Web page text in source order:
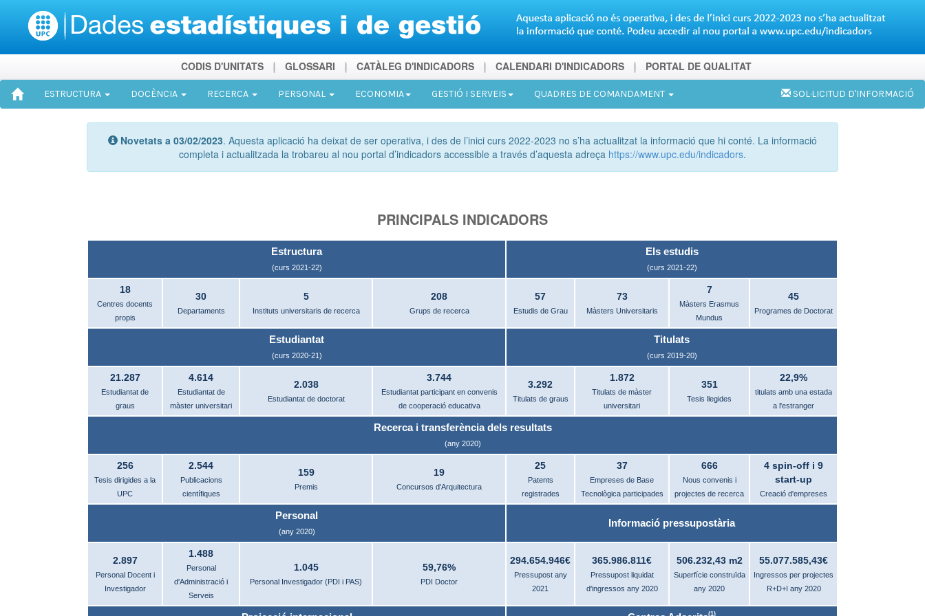
CODIS D'UNITATS GLOSSARI CATÀLEG D'INDICADORS CALENDARI D'INDICADORS PORTAL DE QUALITAT
ESTRUCTURA DOCÈNCIA RECERCA PERSONAL ECONOMIA GESTIÓ I SERVEIS QUADRES DE COMANDAMENT SOL·LICITUD D'INFORMACIÓ
Novetats a 03/02/2023. Aquesta aplicació ha deixat de ser operativa, i des de l’inici curs 2022-2023 no s’ha actualitzat la informació que hi conté. La informació
completa i actualitzada la trobareu al nou portal d’indicadors accessible a través d’aquesta adreça https://www.upc.edu/indicadors.
PRINCIPALS INDICADORS
Estructura
(curs 2021-22)
Els estudis
(curs 2021-22)
18
Centres docents
propis
30
Departaments
5
Instituts universitaris de recerca
208
Grups de recerca
57
Estudis de Grau
73
Màsters Universitaris
7
Màsters Erasmus
Mundus
45
Programes de Doctorat
Estudiantat
(curs 2020-21)
Titulats
(curs 2019-20)
21.287
Estudiantat de
graus
4.614
Estudiantat de
màster universitari
2.038
Estudiantat de doctorat
3.744
Estudiantat participant en convenis
de cooperació educativa
3.292
Titulats de graus
1.872
Titulats de màster
universitari
351
Tesis llegides
22,9%
titulats amb una estada
a l'estranger
Recerca i transferència dels resultats
(any 2020)
256
Tesis dirigides a la
UPC
2.544
Publicacions
científiques
159
Premis
19
Concursos d'Arquitectura
25
Patents
registrades
37
Empreses de Base
Tecnològica participades
666
Nous convenis i
projectes de recerca
4 spin-off i 9
start-up
Creació d'empreses
Personal
(any 2020)
Informació pressupostària
2.897
Personal Docent i
Investigador
1.488
Personal
d'Administració i
Serveis
1.045
Personal Investigador (PDI i PAS)
59,76%
PDI Doctor
294.654.946€
Pressupost any
2021
365.986.811€
Pressupost liquidat
d'ingressos any 2020
506.232,43 m2
Superfície construïda
any 2020
55.077.585,43€
Ingressos per projectes
R+D+I any 2020
(1)